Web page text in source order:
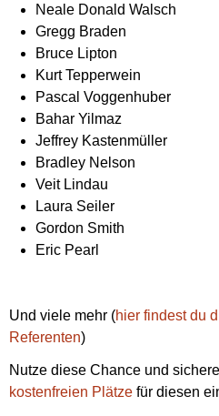
Neale Donald Walsch
Gregg Braden
Bruce Lipton
Kurt Tepperwein
Pascal Voggenhuber
Bahar Yilmaz
Jeffrey Kastenmüller
Bradley Nelson
Veit Lindau
Laura Seiler
Gordon Smith
Eric Pearl
Und viele mehr (hier findest du
Referenten)
Nutze diese Chance und
kostenfreien Plätze für diesen